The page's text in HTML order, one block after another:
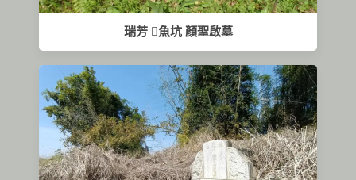
瑞芳 𫙮魚坑 顏聖啟墓